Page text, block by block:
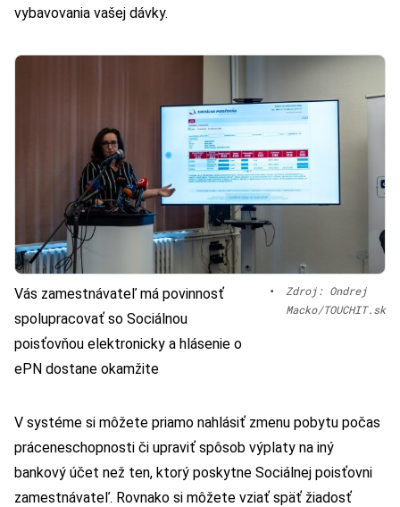
vybavovania vašej dávky.
Vás zamestnávateľ má povinnosť
spolupracovať so Sociálnou
poisťovňou elektronicky a hlásenie o
ePN dostane okamžite
•
Zdroj: Ondrej
Macko/TOUCHIT.sk
V systéme si môžete priamo nahlásiť zmenu pobytu počas
práceneschopnosti či upraviť spôsob výplaty na iný
bankový účet než ten, ktorý poskytne Sociálnej poisťovni
zamestnávateľ. Rovnako si môžete vziať späť žiadosť